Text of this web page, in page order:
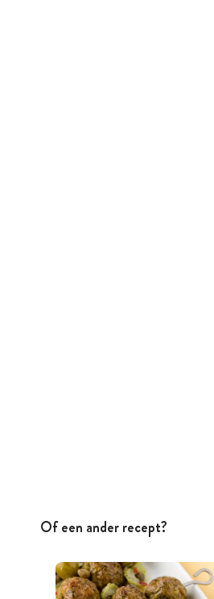
Of een ander recept?